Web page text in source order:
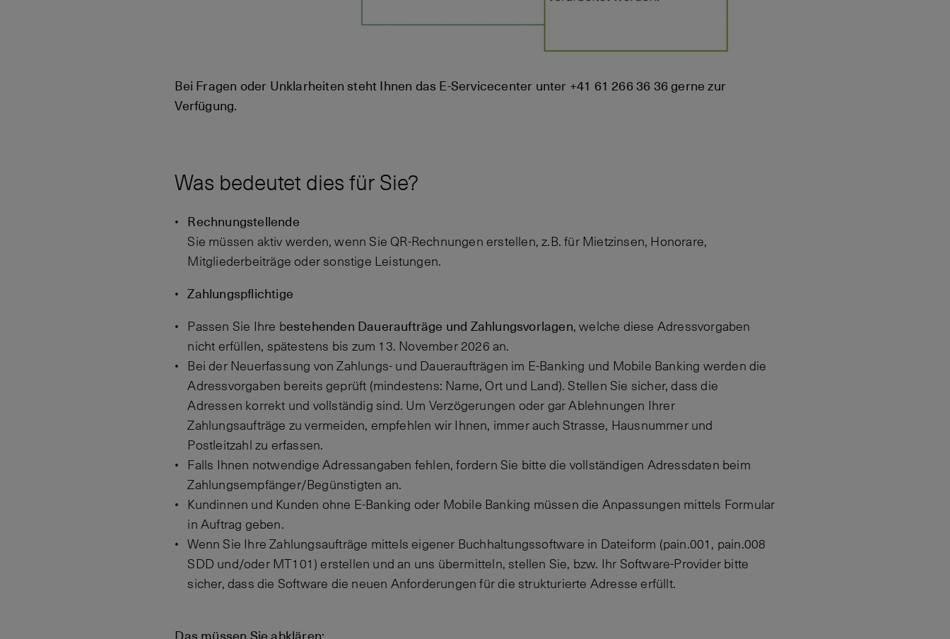
Bei Fragen oder Unklarheiten steht Ihnen das E-Servicecenter unter +41 61 266 36 36 gerne zur
Verfügung.
Was bedeutet dies für Sie?
Rechnungstellende
Sie müssen aktiv werden, wenn Sie QR-Rechnungen erstellen, z.B. für Mietzinsen, Honorare,
Mitgliederbeiträge oder sonstige Leistungen.
Zahlungspflichtige
Passen Sie Ihre bestehenden Daueraufträge und Zahlungsvorlagen, welche diese Adressvorgaben
nicht erfüllen, spätestens bis zum 13. November 2026 an.
Bei der Neuerfassung von Zahlungs- und Daueraufträgen im E-Banking und Mobile Banking werden die
Adressvorgaben bereits geprüft (mindestens: Name, Ort und Land). Stellen Sie sicher, dass die
Adressen korrekt und vollständig sind. Um Verzögerungen oder gar Ablehnungen Ihrer
Zahlungsaufträge zu vermeiden, empfehlen wir Ihnen, immer auch Strasse, Hausnummer und
Postleitzahl zu erfassen.
Falls Ihnen notwendige Adressangaben fehlen, fordern Sie bitte die vollständigen Adressdaten beim
Zahlungsempfänger/Begünstigten an.
Kundinnen und Kunden ohne E-Banking oder Mobile Banking müssen die Anpassungen mittels Formular
in Auftrag geben.
Wenn Sie Ihre Zahlungsaufträge mittels eigener Buchhaltungssoftware in Dateiform (pain.001, pain.008
SDD und/oder MT101) erstellen und an uns übermitteln, stellen Sie, bzw. Ihr Software-Provider bitte
sicher, dass die Software die neuen Anforderungen für die strukturierte Adresse erfüllt.